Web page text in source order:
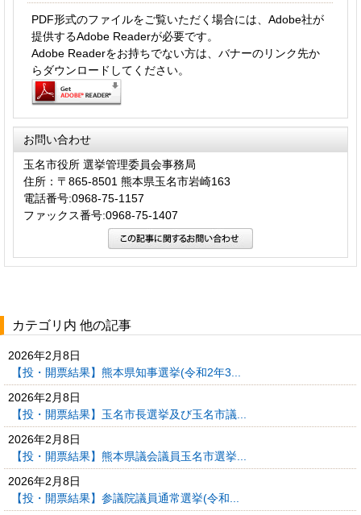
PDF形式のファイルをご覧いただく場合には、Adobe社が
提供するAdobe Readerが必要です。
Adobe Readerをお持ちでない方は、バナーのリンク先か
らダウンロードしてください。
お問い合わせ
玉名市役所 選挙管理委員会事務局
住所：〒865-8501 熊本県玉名市岩崎163
電話番号:0968-75-1157
ファックス番号:0968-75-1407
カテゴリ内 他の記事
2026年2月8日
【投・開票結果】熊本県知事選挙(令和2年3...
2026年2月8日
【投・開票結果】玉名市長選挙及び玉名市議...
2026年2月8日
【投・開票結果】熊本県議会議員玉名市選挙...
2026年2月8日
【投・開票結果】参議院議員通常選挙(令和...